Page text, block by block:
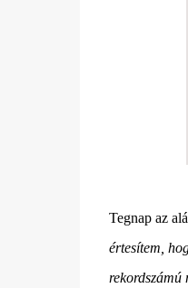
Tegnap az
értesítem,
rekordszámú